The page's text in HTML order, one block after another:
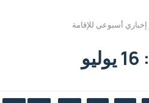
إخباري أسبوعي للإقامة